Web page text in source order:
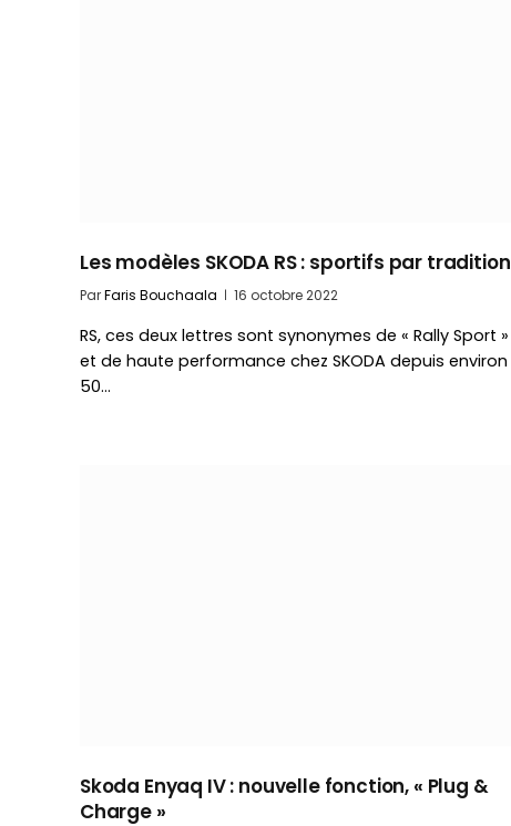
Les modèles SKODA RS : sportifs par tradition
ParFaris Bouchaala 16 octobre 2022
RS, ces deux lettres sont synonymes de « Rally Sport »
et de haute performance chez SKODA depuis environ
50…
Skoda Enyaq IV : nouvelle fonction, « Plug &
Charge »